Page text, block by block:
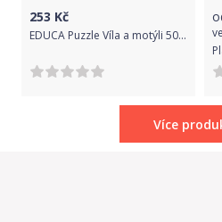
253 Kč
EDUCA Puzzle Víla a motýli 500 dílků ve
Více